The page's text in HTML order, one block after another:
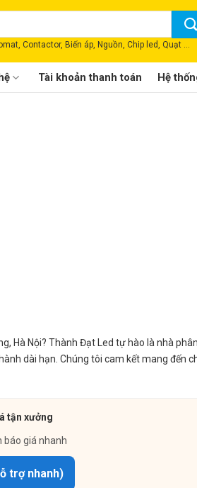
Contactor, Biến áp, Nguồn, Chip led, Quạt ...
Tài khoản thanh toán Hệ
Hà Nội? Thành Đạt Led tự hào là nhà
dài hạn. Chúng tôi cam kết mang đến
tận xưởng
báo giá nhanh
trợ nhanh)